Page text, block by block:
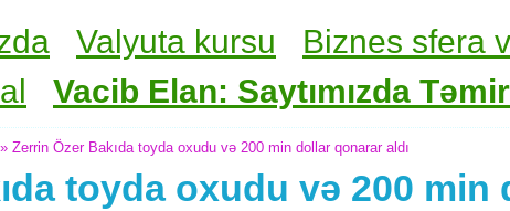
Valyuta kursu Biznes sfera
Vacib Elan: Saytımızda
» Zerrin Özer Bakıda toyda oxudu və 200 min dollar qonarar aldı
toyda oxudu və 200